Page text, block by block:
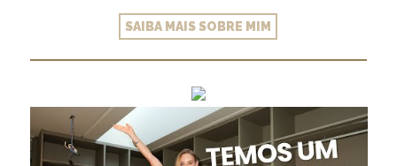
SAIBA MAIS SOBRE MIM